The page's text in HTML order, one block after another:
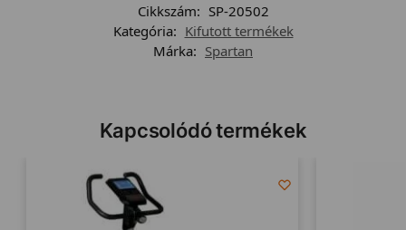
Cikkszám: SP-20502
Kategória: Kifutott termékek
Márka: Spartan
Kapcsolódó termékek